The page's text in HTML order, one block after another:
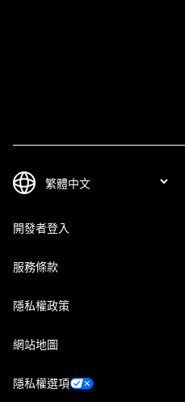
開發者登入
服務條款
隱私權政策
網站地圖
隱私權選項